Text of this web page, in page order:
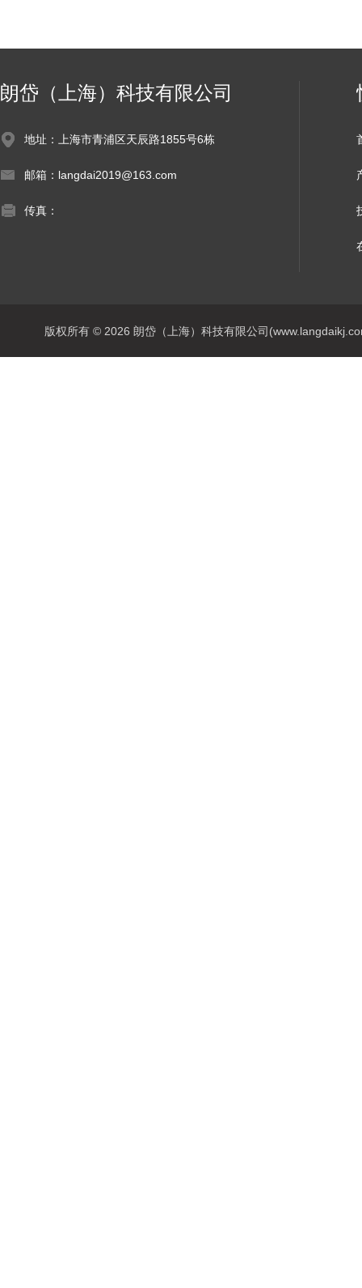
朗岱（上海）科技有限公司
地址：上海市青浦区天辰路1855号6栋
邮箱：langdai2019@163.com
传真：
版权所有 © 2026 朗岱（上海）科技有限公司